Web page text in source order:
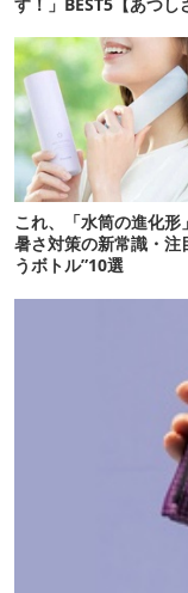
これ、「水筒の進化形
暑さ対策の新常識・注
うボトル”10選